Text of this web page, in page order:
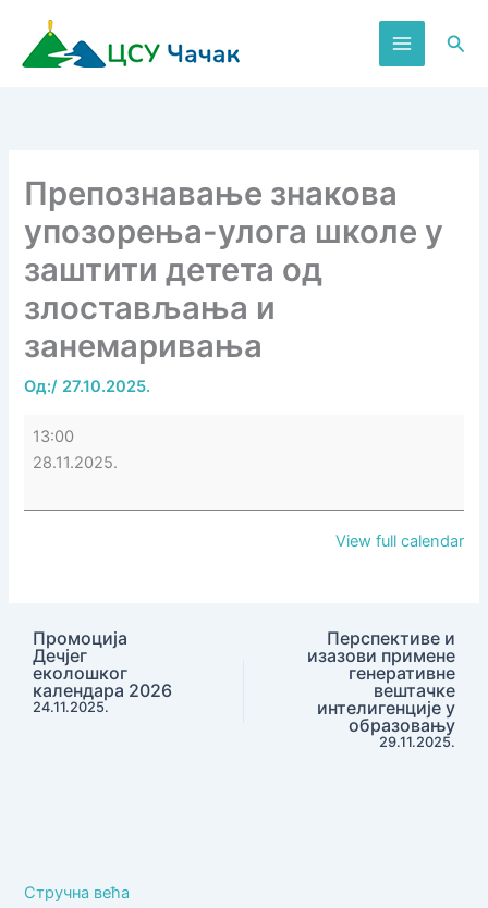
садржај
Препознавање знакова
упозорења-улога школе у
заштити детета од
злостављања и
занемаривања
Од:/ 27.10.2025.
Препознавање
знакова
улога
од
злостављања
занемаривања
13:00
28.11.2025.
View full calendar
Промоција
Дечјег
еколошког
календара 2026
24.11.2025.
Перспективе и
изазови примене
генеративне
вештачке
интелигенције у
образовању
29.11.2025.
Стручна већа